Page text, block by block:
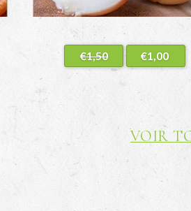
€1,50
Le prix
€1,50.
€1,00
VOIR